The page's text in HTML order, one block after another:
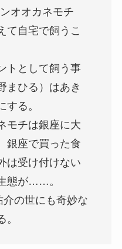
オオカネモチ
て自宅で飼うこ
トとして飼う事
まひる）はあき
る。
モチは銀座に大
銀座で買った食
は受け付けない
態が……。
介の世にも奇妙な